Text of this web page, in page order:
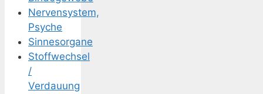
Nervensystem,
Psyche
Sinnesorgane
Stoffwechsel
/
Verdauung